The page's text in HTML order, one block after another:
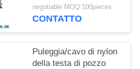
nominale 5kN
negotiable MOQ:100pieces
CONTATTO
Puleggia/cavo di nylon
della testa di pozzo